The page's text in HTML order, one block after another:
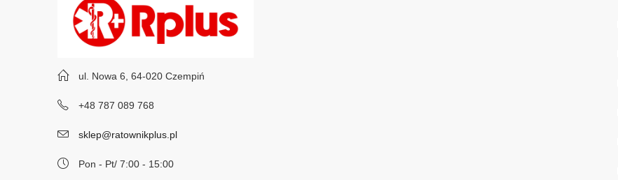
ul. Nowa 6, 64-020 Czempiń
+48 787 089 768
sklep@ratownikplus.pl
Pon - Pt/ 7:00 - 15:00